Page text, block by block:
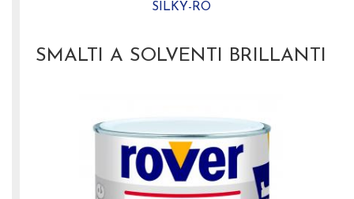
SILKY-RO
SMALTI A SOLVENTI BRILLANTI